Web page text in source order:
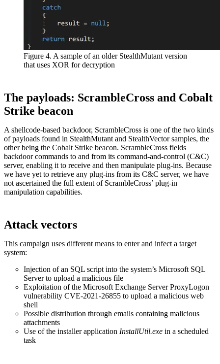
Figure 4. A sample of an older StealthMutant version
that uses XOR for decryption
The payloads: ScrambleCross and Cobalt
Strike beacon
A shellcode-based backdoor, ScrambleCross is one of the two kinds
of payloads found in StealthMutant and StealthVector samples, the
other being the Cobalt Strike beacon. ScrambleCross fields
backdoor commands to and from its command-and-control (C&C)
server, enabling it to receive and then manipulate plug-ins. Because
we have yet to retrieve any plug-ins from its C&C server, we have
not ascertained the full extent of ScrambleCross’ plug-in
manipulation capabilities.
Attack vectors
This campaign uses different means to enter and infect a target
system:
Injection of an SQL script into the system’s Microsoft SQL
Server to upload a malicious file
Exploitation of the Microsoft Exchange Server ProxyLogon
vulnerability CVE-2021-26855 to upload a malicious web
shell
Possible distribution through emails containing malicious
attachments
Use of the installer application InstallUtil.exe in a scheduled
task